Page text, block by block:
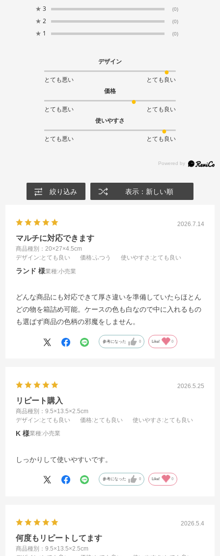
★ 3 (0)
★ 2 (0)
★ 1 (0)
デザイン
とても悪い
とても良い
価格
とても悪い
とても良い
使いやすさ
とても悪い とても良い
絞り込み 表示：新しい順
2026.7.14
マルチに対応できます
商品種別：20×27×4.5cm
デザイン:とても良い 価格:ふつう 使いやすさ :とても良い
ランド 業種:小売業
どんな商品にも対応できて厚さ違いを準備していたらほとん
どの物を箱詰め可能。ケースの色も白なので中に入れるもの
も選ばず商品の色柄の邪魔をしません。
参考になった 0 Like! 0
2026.5.25
リピート購入
商品種別：9.5×13.5×2.5cm
デザイン:とても良い 価格:とても良い 使いやすさ :とても良い
K 業種:小売業
しっかりして使いやすいです。
参考になった 0 Like! 0
2026.5.4
何度もリピートしてます
商品種別：9.5×13.5×2.5cm